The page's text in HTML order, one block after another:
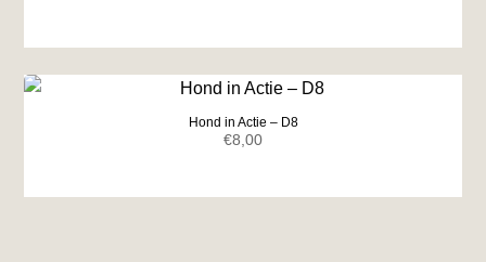
was:
€7,00.
is:
€6,50.
Hond in Actie – D8
€8,00